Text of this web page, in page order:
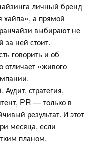
личный бренд
хайпа», а прямой
выбирают не
за ней стоит.
говорить и об
отличает «живого
стратегия,
PR — только в
результат. И этот
месяца, если
планом.